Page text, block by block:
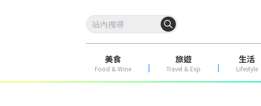
美食
Food & Wine
旅遊
Travel & Exp
生活
Lifestyle